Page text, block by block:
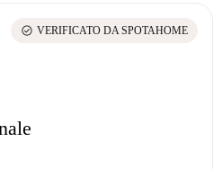
check_circle VERIFICATO DA SPOTAHOME